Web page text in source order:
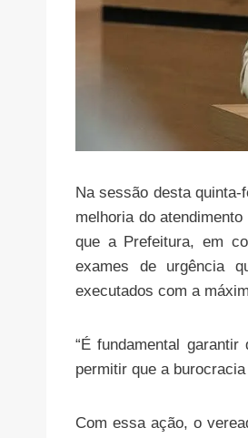
Na sessão desta
melhoria do
que a Prefeitura, em
exames de urgência
executados com a
“É fundamental
permitir que a
Com essa ação, o